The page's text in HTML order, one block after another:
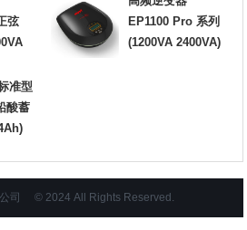
弦
EP1100 Pro 系列
(1200VA 2400VA)
准型
酸蓄
公司 © 2024 All Rights Reserved.